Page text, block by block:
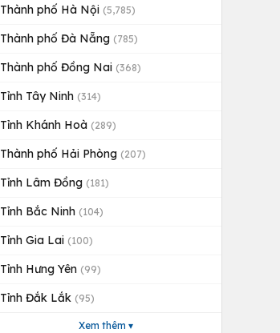
Thành phố Hà Nội (5,785)
Thành phố Đà Nẵng (785)
Thành phố Đồng Nai (368)
Tỉnh Tây Ninh (314)
Tỉnh Khánh Hoà (289)
Thành phố Hải Phòng (207)
Tỉnh Lâm Đồng (181)
Tỉnh Bắc Ninh (104)
Tỉnh Gia Lai (100)
Tỉnh Hưng Yên (99)
Tỉnh Đắk Lắk (95)
Xem thêm ▾